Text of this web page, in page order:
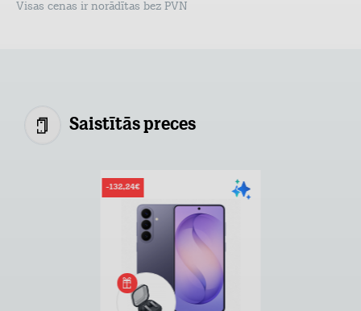
Visas cenas ir norādītas bez PVN
Saistītās preces
-132,24€